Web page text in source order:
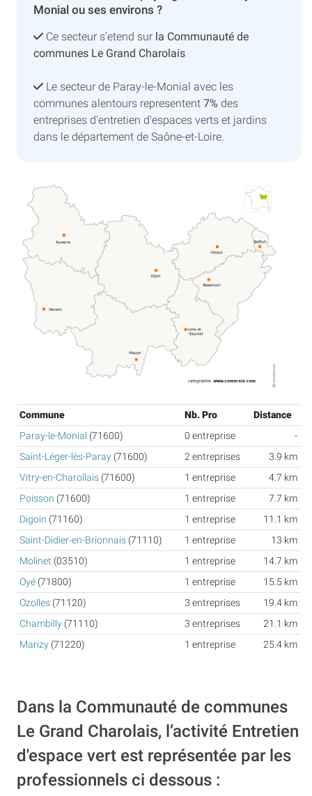
Monial ou ses environs ?
Ce secteur s’etend sur la Communauté de
communes Le Grand Charolais
Le secteur de Paray-le-Monial avec les
communes alentours representent 7% des
entreprises d'entretien d'espaces verts et jardins
dans le département de Saône-et-Loire.
Commune Nb. Pro
Distance
Paray-le-Monial (71600) 0 entreprise
-
Saint-Léger-lès-Paray (71600) 2 entreprises
3.9 km
Vitry-en-Charollais (71600) 1 entreprise
4.7 km
Poisson (71600) 1 entreprise
7.7 km
Digoin (71160) 1 entreprise
11.1 km
Saint-Didier-en-Brionnais (71110) 1 entreprise
13 km
Molinet (03510) 1 entreprise
14.7 km
Oyé (71800) 1 entreprise
15.5 km
Ozolles (71120) 3 entreprises
19.4 km
Chambilly (71110) 3 entreprises
21.1 km
Marizy (71220) 1 entreprise 25.4 km
Dans la Communauté de communes
Le Grand Charolais, l’activité Entretien
d'espace vert est représentée par les
professionnels ci dessous :